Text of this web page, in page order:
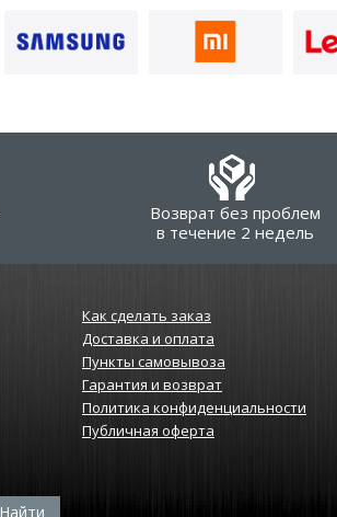
Возврат без проблем
в течение 2 недель
Как сделать заказ
Доставка и оплата
Пункты самовывоза
Гарантия и возврат
Политика конфиденциальности
Публичная оферта